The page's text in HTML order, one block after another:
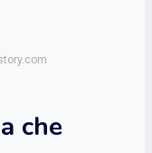
che